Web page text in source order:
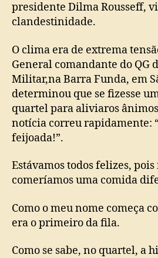
presidente Dilma Rousseff,
clandestinidade.
O clima era de extrema
General comandante do QG
Militar,na Barra Funda, em
determinou que se fizesse
quartel para aliviaros
notícia correu rapidamente:
feijoada!”.
Estávamos todos felizes,
comeríamos uma comida
Como o meu nome começa
era o primeiro da fila.
Como se sabe, no quartel, a